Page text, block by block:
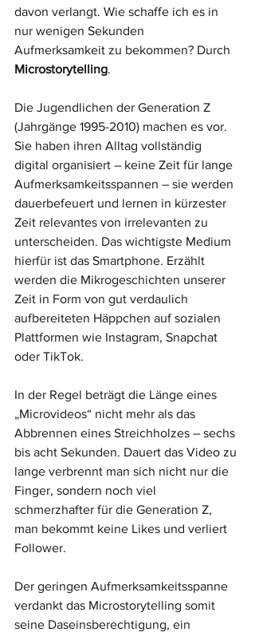
davon verlangt. Wie schaffe ich es in
nur wenigen Sekunden
Aufmerksamkeit zu bekommen? Durch
Microstorytelling.
Die Jugendlichen der Generation Z
(Jahrgänge 1995-2010) machen es vor.
Sie haben ihren Alltag vollständig
digital organisiert – keine Zeit für lange
Aufmerksamkeitsspannen – sie werden
dauerbefeuert und lernen in kürzester
Zeit relevantes von irrelevanten zu
unterscheiden. Das wichtigste Medium
hierfür ist das Smartphone. Erzählt
werden die Mikrogeschichten unserer
Zeit in Form von gut verdaulich
aufbereiteten Häppchen auf sozialen
Plattformen wie Instagram, Snapchat
oder TikTok.
In der Regel beträgt die Länge eines
„Microvideos“ nicht mehr als das
Abbrennen eines Streichholzes – sechs
bis acht Sekunden. Dauert das Video zu
lange verbrennt man sich nicht nur die
Finger, sondern noch viel
schmerzhafter für die Generation Z,
man bekommt keine Likes und verliert
Follower.
Der geringen Aufmerksamkeitsspanne
verdankt das Microstorytelling somit
seine Daseinsberechtigung, ein